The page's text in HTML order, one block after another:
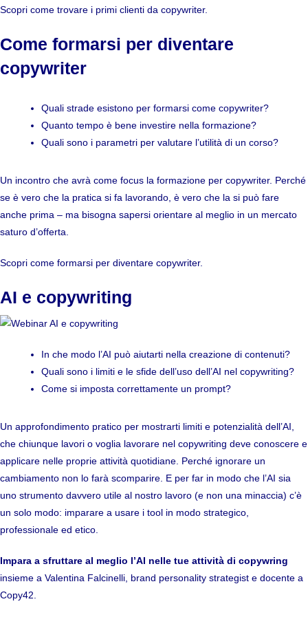
Scopri come trovare i primi clienti da copywriter.
Come formarsi per diventare
copywriter
Quali strade esistono per formarsi come copywriter?
Quanto tempo è bene investire nella formazione?
Quali sono i parametri per valutare l’utilità di un corso?
Un incontro che avrà come focus la formazione per copywriter. Perché
se è vero che la pratica si fa lavorando, è vero che la si può fare
anche prima – ma bisogna sapersi orientare al meglio in un mercato
saturo d’offerta.
Scopri come formarsi per diventare copywriter.
AI e copywriting
In che modo l’AI può aiutarti nella creazione di contenuti?
Quali sono i limiti e le sfide dell’uso dell’AI nel copywriting?
Come si imposta correttamente un prompt?
Un approfondimento pratico per mostrarti limiti e potenzialità dell’AI,
che chiunque lavori o voglia lavorare nel copywriting deve conoscere e
applicare nelle proprie attività quotidiane. Perché ignorare un
cambiamento non lo farà scomparire. E per far in modo che l’AI sia
uno strumento davvero utile al nostro lavoro (e non una minaccia) c’è
un solo modo: imparare a usare i tool in modo strategico,
professionale ed etico.
Impara a sfruttare al meglio l’AI nelle tue attività di copywring
insieme a Valentina Falcinelli, brand personality strategist e docente a
Copy42.